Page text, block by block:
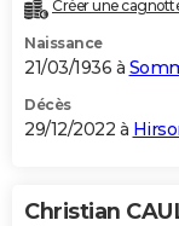
Créer une
Naissance
21/03/1936 à
Décès
29/12/2022 à
Christian